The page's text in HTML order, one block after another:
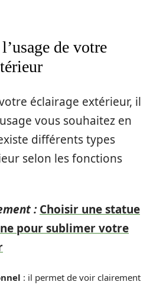
de votre
éclairage extérieur, il
vous souhaitez en
différents types
selon les fonctions
: Choisir une statue
pour sublimer votre
: il permet de voir clairement